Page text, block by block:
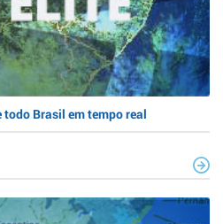
Brasil em tempo real